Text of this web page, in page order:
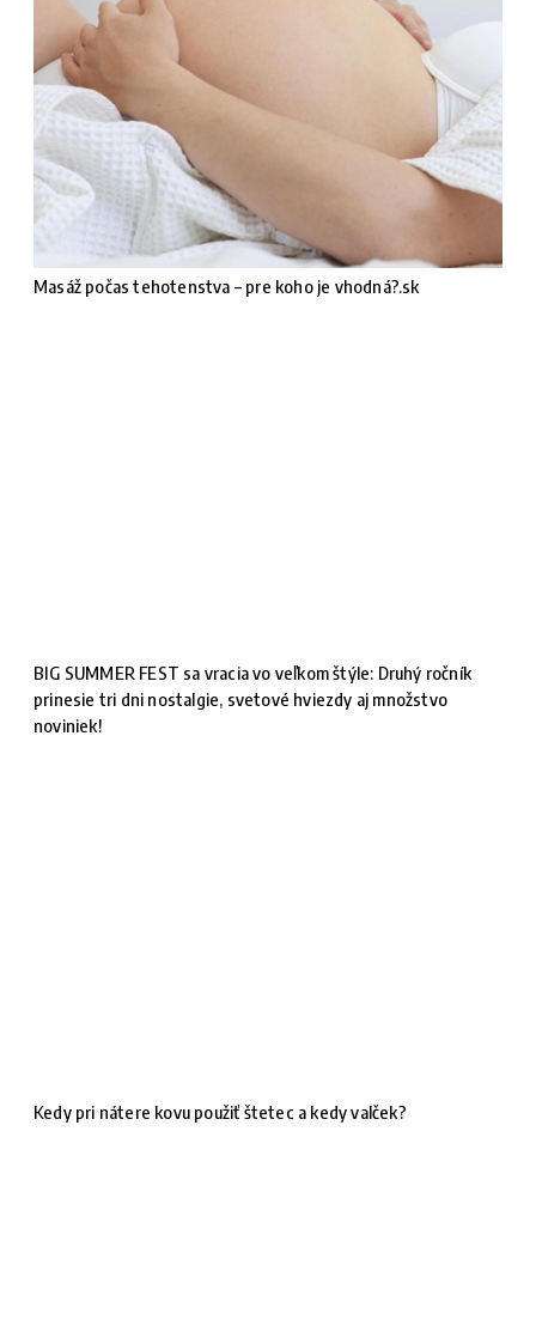
Masáž počas tehotenstva – pre koho je vhodná?.sk
BIG SUMMER FEST sa vracia vo veľkom štýle: Druhý ročník
prinesie tri dni nostalgie, svetové hviezdy aj množstvo
noviniek!
Kedy pri nátere kovu použiť štetec a kedy valček?